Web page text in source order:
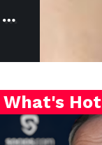
What's Hot